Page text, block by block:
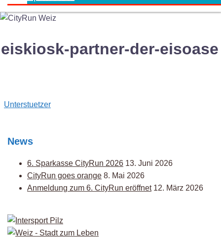
eiskiosk-partner-der-eisoase
Post
Unterstuetzer
News
6. Sparkasse CityRun 2026 13. Juni 2026
CityRun goes orange 8. Mai 2026
Anmeldung zum 6. CityRun eröffnet 12. März 2026